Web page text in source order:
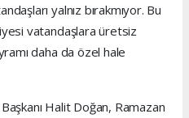
yalnız bırakmıyor. Bu
vatandaşlara üretsiz
daha da özel hale
Halit Doğan, Ramazan